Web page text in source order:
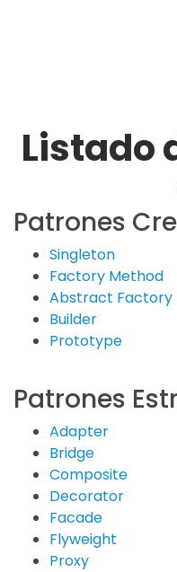
Listado
Patrones
Singleton
Factory Method
Abstract Factory
Builder
Prototype
Patrones
Adapter
Bridge
Composite
Decorator
Facade
Flyweight
Proxy